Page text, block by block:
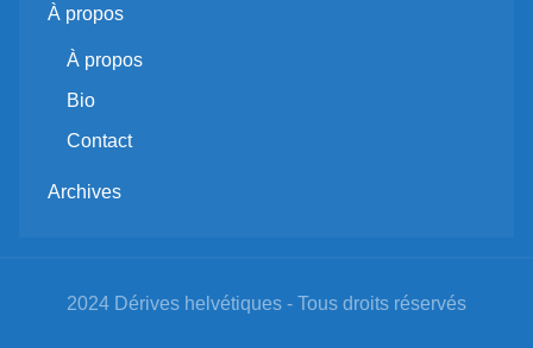
À propos
À propos
Bio
Contact
Archives
2024 Dérives helvétiques - Tous droits réservés